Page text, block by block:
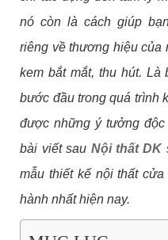
nó còn là cách giúp
riêng về thương hiệu của
kem bắt mắt, thu hút. Là
bước đầu trong quá trình
được những ý tưởng
bài viết sau Nội thất DK
mẫu thiết kế nội thất
hành nhất hiện nay.